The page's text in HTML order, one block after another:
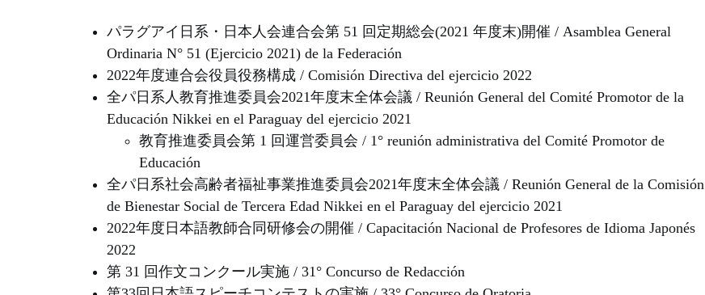
パラグアイ日系・日本人会連合会第 51 回定期総会(2021 年度末)開催 / Asamblea General
Ordinaria N° 51 (Ejercicio 2021) de la Federación
2022年度連合会役員役務構成 / Comisión Directiva del ejercicio 2022
全パ日系人教育推進委員会2021年度末全体会議 / Reunión General del Comité Promotor de la
Educación Nikkei en el Paraguay del ejercicio 2021
教育推進委員会第 1 回運営委員会 / 1° reunión administrativa del Comité Promotor de
Educación
全パ日系社会高齢者福祉事業推進委員会2021年度末全体会議 / Reunión General de la Comisión
de Bienestar Social de Tercera Edad Nikkei en el Paraguay del ejercicio 2021
2022年度日本語教師合同研修会の開催 / Capacitación Nacional de Profesores de Idioma Japonés
2022
第 31 回作文コンクール実施 / 31° Concurso de Redacción